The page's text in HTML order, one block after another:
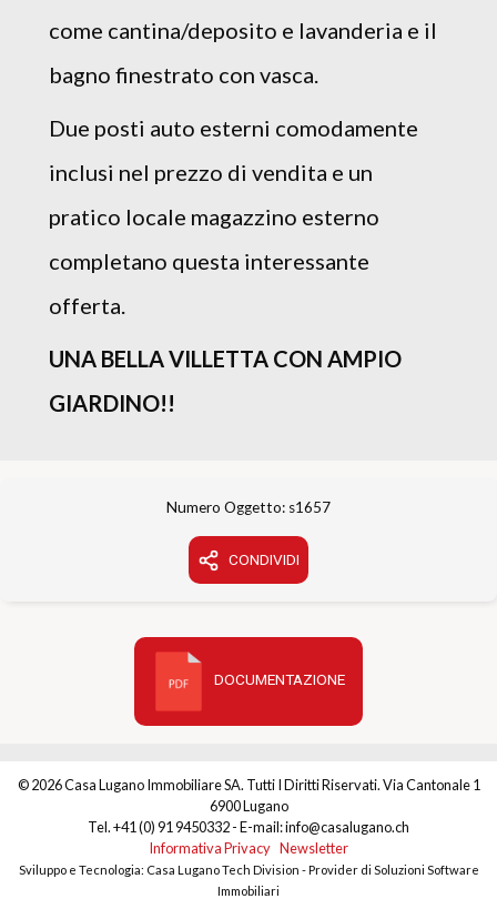
come cantina/deposito e lavanderia e il
bagno finestrato con vasca.
Due posti auto esterni comodamente
inclusi nel prezzo di vendita e un
pratico locale magazzino esterno
completano questa interessante
offerta.
UNA BELLA VILLETTA CON AMPIO
GIARDINO!!
Numero Oggetto: s1657
CONDIVIDI
DOCUMENTAZIONE
© 2026 Casa Lugano Immobiliare SA. Tutti I Diritti Riservati. Via Cantonale 1
6900 Lugano
Tel. +41 (0) 91 9450332 - E-mail: info@casalugano.ch
Informativa Privacy Newsletter
Sviluppo e Tecnologia: Casa Lugano Tech Division - Provider di Soluzioni Software
Immobiliari